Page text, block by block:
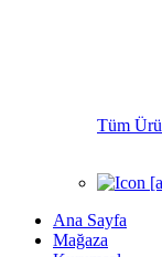
Tüm
Ana Sayfa
Mağaza